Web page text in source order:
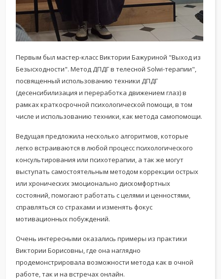
Первым был мастер-класс Виктории Бажуриной "Выход из
Безысходности". Метод ДПДГ в телесной Solwi-терапии",
посвященный использованию техники ДПДГ
(десенсибилизация и переработка движением глаз) в
рамках краткосрочной психологической помощи, в том
числе и использованию техники, как метода самопомощи.
Ведущая предложила несколько алгоритмов, которые
легко встраиваются в любой процесс психологического
консультирования или психотерапии, а так же могут
выступать самостоятельным методом коррекции острых
или хронических эмоционально дискомфортных
состояний, помогают работать с целями и ценностями,
справляться со страхами и изменять фокус
мотивационных побуждений.
Очень интересными оказались примеры из практики
Виктории Борисовны, где она наглядно
продемонстрировала возможности метода как в очной
работе, так и на встречах онлайн.